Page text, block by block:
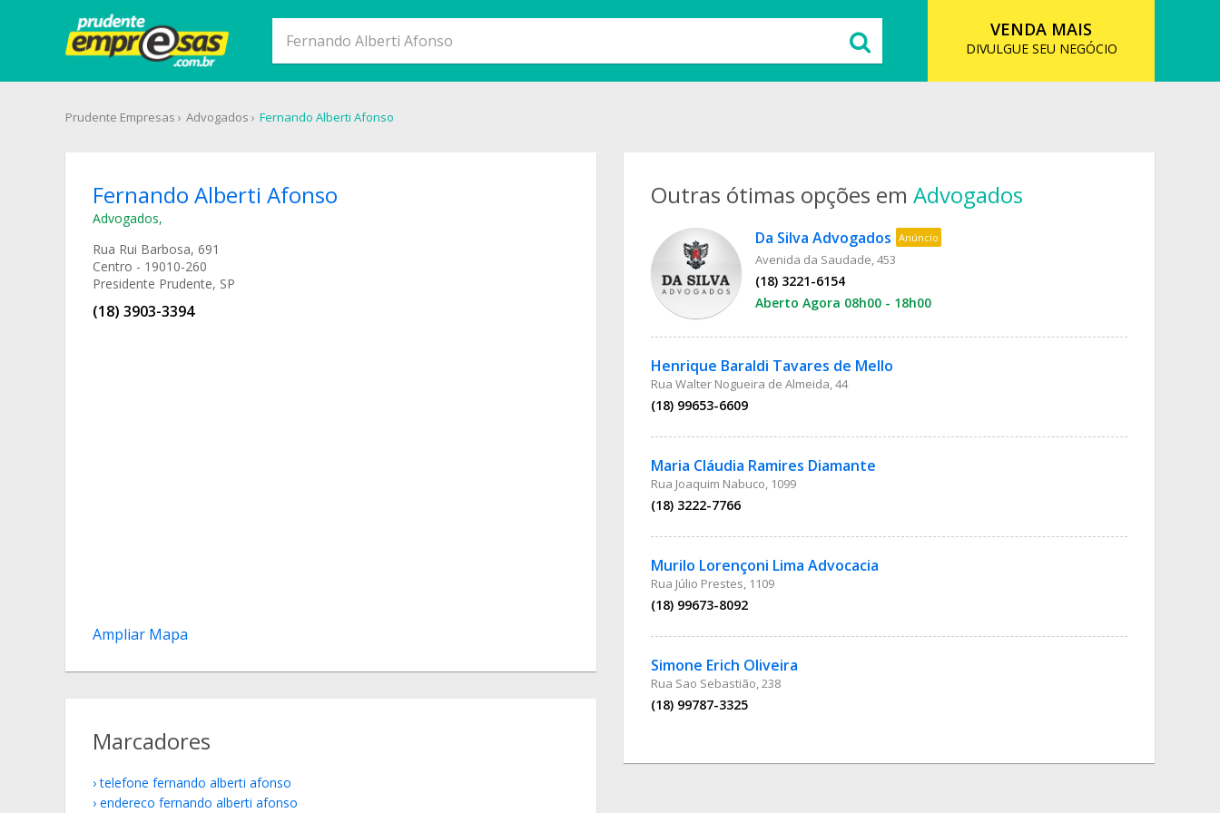
VENDA MAIS
DIVULGUE SEU NEGÓCIO
Prudente Empresas Advogados Fernando Alberti Afonso
Fernando Alberti Afonso
Advogados,
Rua Rui Barbosa, 691
Centro - 19010-260
Presidente Prudente, SP
(18) 3903-3394
Ampliar Mapa
Outras ótimas opções em Advogados
Da Silva Advogados Anúncio
Avenida da Saudade, 453
(18) 3221-6154
Aberto Agora 08h00 - 18h00
Henrique Baraldi Tavares de Mello
Rua Walter Nogueira de Almeida, 44
(18) 99653-6609
Maria Cláudia Ramires Diamante
Rua Joaquim Nabuco, 1099
(18) 3222-7766
Murilo Lorençoni Lima Advocacia
Rua Júlio Prestes, 1109
(18) 99673-8092
Simone Erich Oliveira
Rua Sao Sebastião, 238
(18) 99787-3325
Marcadores
telefone fernando alberti afonso
endereco fernando alberti afonso